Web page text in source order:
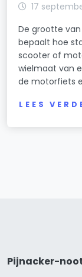
17
De grootte
bepaalt hoe
scooter of
wielmaat van
de motorfiets
LEES
Pijnacker-